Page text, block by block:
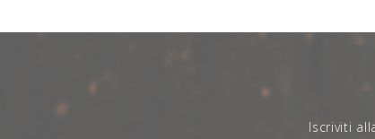
Iscriviti